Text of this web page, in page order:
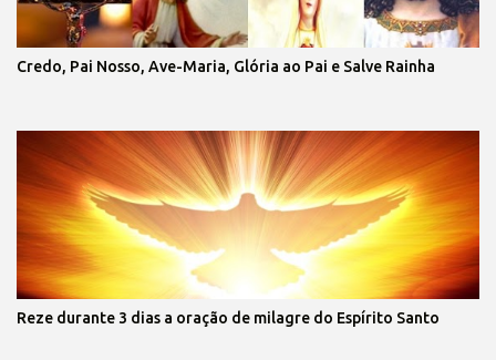
Credo, Pai Nosso, Ave-Maria, Glória ao Pai e Salve Rainha
Reze durante 3 dias a oração de milagre do Espírito Santo